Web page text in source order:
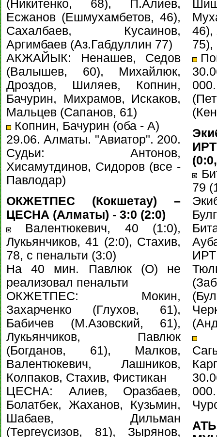
(Никитенко, 68), П.Алиев,
Есжанов (Ешмухамбетов, 46),
Сахалбаев, Кусаинов,
Аргимбаев (Аз.Габдуллин 77)
АКЖАЙЫК: Ненашев, Седов
(Валышев, 60), Михайлюк,
Дроздов, Шиляев, Копнин,
Бачурин, Михрамов, Искаков,
Мальцев (Сапанов, 61)
Копнин, Бачурин (оба - А)
29.06. Алматы. "Авиатор". 200.
Судьи: Антонов,
Хисамутдинов, Сидоров (все -
Павлодар)
ОКЖЕТПЕС (Кокшетау) –
ЦЕСНА (Алматы) - 3:0 (2:0)
Валентюкевич, 40 (1:0),
Лукьянчиков, 41 (2:0), Стахив,
78, с пенальти (3:0)
На 40 мин. Павлюк (О) не
реализовал пенальти
ОКЖЕТПЕС: Мокин,
Захарченко (Глухов, 61),
Бабичев (М.Азовский, 61),
Лукьянчиков, Павлюк
(Богданов, 61), Малков,
Валентюкевич, Лашников,
Колпаков, Стахив, Фистикан
ЦЕСНА: Алиев, Оразбаев,
Болатбек, Жаханов, Кузьмин,
Шабаев, Дильман
(Тергеусизов, 81), Зырянов,
46),
75),
79